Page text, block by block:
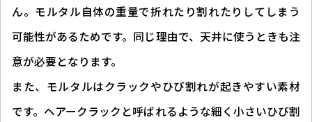
ん。モルタル自体の重量で折れたり割れたりしてしまう
可能性があるためです。同じ理由で、天井に使うときも注
意が必要となります。
また、モルタルはクラックやひび割れが起きやすい素材
です。ヘアークラックと呼ばれるような細く小さいひび割